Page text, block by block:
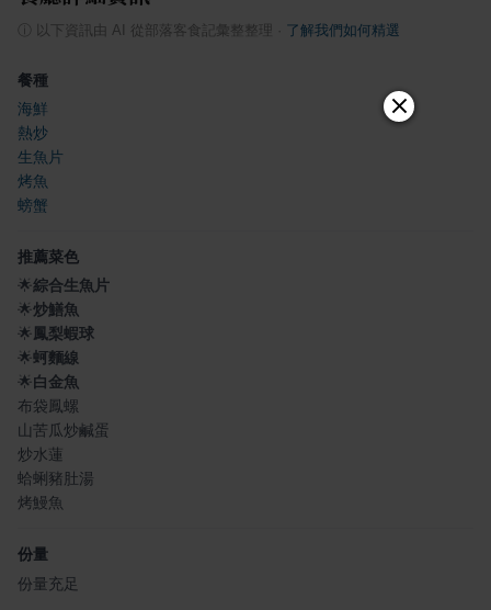
以下資訊由 AI 從部落客食記彙整整理 了解我們如何精選
餐種
海鮮
熱炒
生魚片
烤魚
螃蟹
推薦菜色
🌟綜合生魚片
🌟炒鱔魚
🌟 鳳梨蝦球
🌟蚵麵線
🌟白金魚
布袋鳳螺
山苦瓜炒鹹蛋
炒水蓮
蛤蜊豬肚湯
烤鰻魚
份量
份量充足